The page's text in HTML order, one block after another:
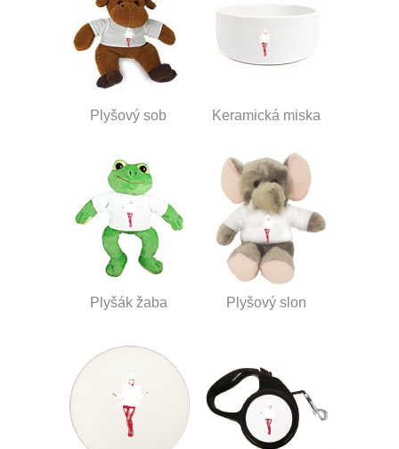
Plyšový sob Keramická miska
Plyšák žaba Plyšový slon